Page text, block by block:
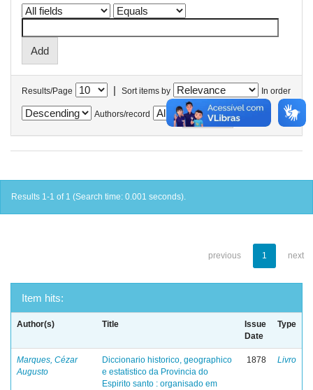
Results/Page | Sort items by In order
Authors/record
Results 1-1 of 1 (Search time: 0.001 seconds).
previous 1 next
Item hits:
Author(s) Title
Issue
Date
Type
Marques, Cézar
Augusto
Diccionario historico, geographico
e estatistico da Provincia do
Espirito santo : organisado em
1878 Livro